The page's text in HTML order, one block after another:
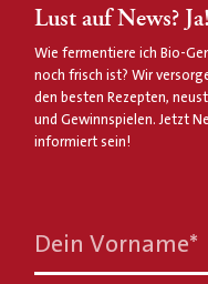
Lust auf News?
Wie fermentiere ich Bio-
noch frisch ist? Wir
den besten Rezepten,
und Gewinnspielen. Jetzt
informiert sein!
Dein Vorname*